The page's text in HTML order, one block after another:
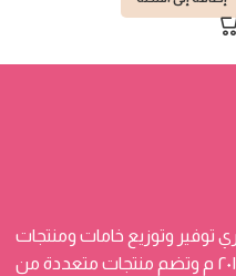
توفير وتوزيع خامات ومنتجات
شركات الحلواني والكافيهات من عام ٢٠١٠ م وتضم منتجات متعددة من